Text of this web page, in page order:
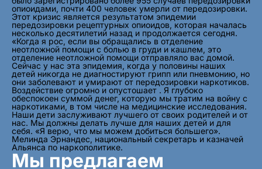
опиоидами, почти 400 человек умерли от передозировки.
Этот кризис является результатом эпидемии
передозировки рецептурных опиоидов, которая началась
несколько десятилетий назад и продолжается сегодня.
«Когда я рос, если вы обращались в отделение
неотложной помощи с болью в груди и кашлем, это
отделение неотложной помощи отправляло вас домой.
Сейчас у нас эта эпидемия, когда у половины наших
детей никогда не диагностируют грипп или пневмонию, но
они заболевают и умирают от передозировки наркотиков.
Воздействие огромно и опустошает . Я глубоко
обеспокоен суммой денег, которую мы тратим на войну с
наркотиками, в том числе на медицинские исследования.
Наши дети заслуживают лучшего от своих родителей и от
нас. Мы должны делать лучше для наших детей и для
себя. «Я верю, что мы можем добиться большего».
Мелинда Эрнандес, национальный секретарь и казначей
Альянса по наркополитике.
Мы предлагаем